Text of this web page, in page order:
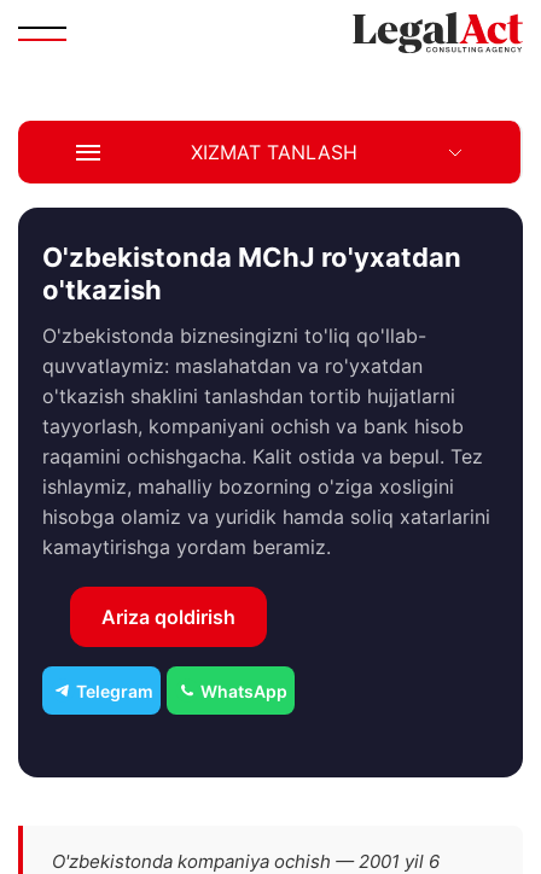
XIZMAT TANLASH
O'zbekistonda MChJ ro'yxatdan
o'tkazish
O'zbekistonda biznesingizni to'liq qo'llab-
quvvatlaymiz: maslahatdan va ro'yxatdan
o'tkazish shaklini tanlashdan tortib hujjatlarni
tayyorlash, kompaniyani ochish va bank hisob
raqamini ochishgacha. Kalit ostida va bepul. Tez
ishlaymiz, mahalliy bozorning o'ziga xosligini
hisobga olamiz va yuridik hamda soliq xatarlarini
kamaytirishga yordam beramiz.
Ariza qoldirish
Telegram WhatsApp
O'zbekistonda kompaniya ochish — 2001 yil 6